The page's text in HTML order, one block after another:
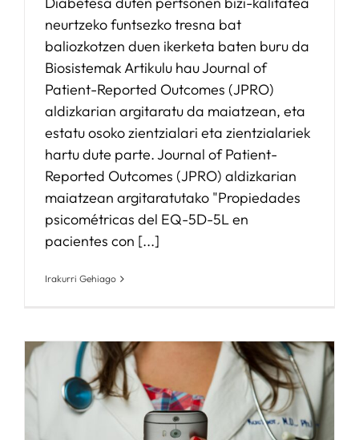
neurtzeko funtsezko tresna bat
baliozkotzen duen ikerketa baten buru da
Biosistemak Artikulu hau Journal of
Patient-Reported Outcomes (JPRO)
aldizkarian argitaratu da maiatzean, eta
estatu osoko zientzialari eta zientzialariek
hartu dute parte. Journal of Patient-
Reported Outcomes (JPRO) aldizkarian
maiatzean argitaratutako "Propiedades
psicométricas del EQ-5D-5L en
pacientes con [...]
Irakurri Gehiago